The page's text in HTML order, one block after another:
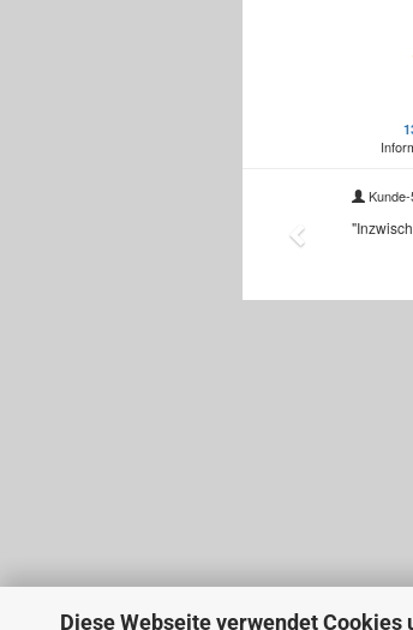
Diese Webseite verwendet Cookies